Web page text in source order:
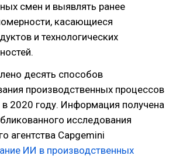
смен и выявлять ранее
касающиеся
и технологических
десять способов
производственных процессов
2020 году. Информация получена
исследования
агентства Capgemini
ИИ в производственных